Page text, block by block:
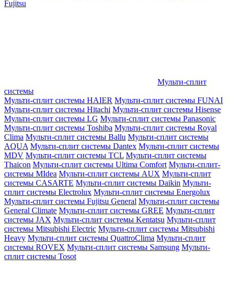
Fujitsu
Мульти-сплит
системы
Мульти-сплит системы HAIER Мульти-сплит системы FUNAI
Мульти-сплит системы Hitachi Мульти-сплит системы Hisense
Мульти-сплит системы LG Мульти-сплит системы Panasonic
Мульти-сплит системы Toshiba Мульти-сплит системы Royal
Clima Мульти-сплит системы Ballu Мульти-сплит системы
AQUA Мульти-сплит системы Dantex Мульти-сплит системы
MDV Мульти-сплит системы TCL Мульти-сплит системы
Thaicon Мульти-сплит системы Ultima Comfort Мульти-сплит-
системы MIdea Мульти-сплит системы AUX Мульти-сплит
системы CASARTE Мульти-сплит системы Daikin Мульти-
сплит системы Electrolux Мульти-сплит системы Energolux
Мульти-сплит системы Fujitsu General Мульти-сплит системы
General Climate Мульти-сплит системы GREE Мульти-сплит
системы JAX Мульти-сплит системы Kentatsu Мульти-сплит
системы Mitsubishi Electric Мульти-сплит системы Mitsubishi
Heavy Мульти-сплит системы QuattroClima Мульти-сплит
системы ROVEX Мульти-сплит системы Samsung Мульти-
сплит системы Tosot